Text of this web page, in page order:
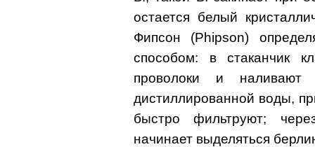
остается белый
Фипсон (Phipson)
способом: в стаканчик
проволоки и
дистиллированной воды,
быстро фильтруют;
начинает выделяться